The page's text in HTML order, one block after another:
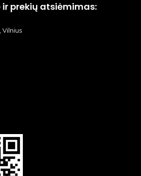
prekių atsiėmimas:
Vilnius